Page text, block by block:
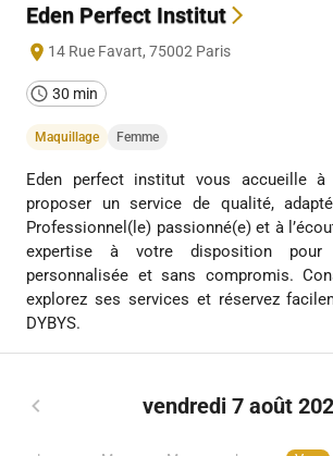
Eden Perfect Institut
14 Rue Favart, 75002 Paris
30 min
Maquillage Femme
Eden perfect institut vous accueille
proposer un service de qualité,
Professionnel(le) passionné(e) et à
expertise à votre disposition pour
personnalisée et sans compromis.
explorez ses services et réservez
DYBYS.
vendredi 7 août